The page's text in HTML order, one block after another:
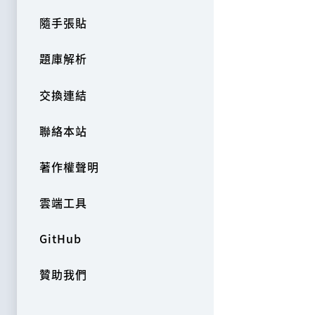
隨手張貼
題庫解析
交換連結
聯絡本站
著作權聲明
雲端工具
GitHub
贊助我們